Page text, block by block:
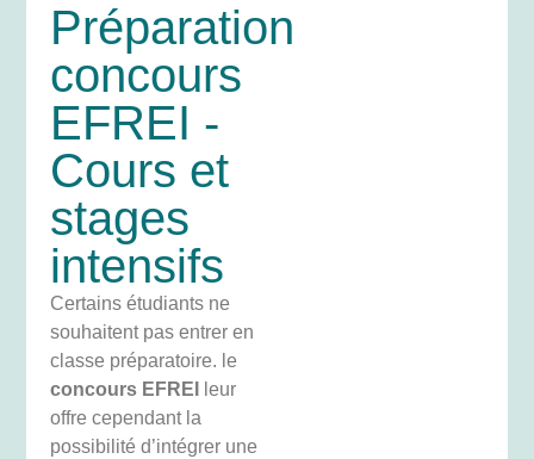
Préparation
concours
EFREI -
Cours et
stages
intensifs
Certains étudiants ne
souhaitent pas entrer en
classe préparatoire. le
concours EFREI
leur
offre cependant la
possibilité d’intégrer une